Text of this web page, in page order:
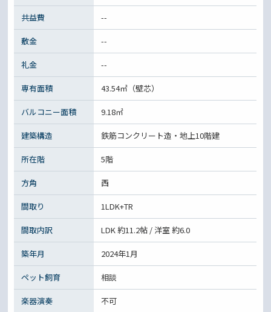
共益費 --
敷金 --
礼金 --
専有面積 43.54㎡（壁芯）
バルコニー面積 9.18㎡
建築構造 鉄筋コンクリート造・地上10階建
所在階 5階
方角 西
間取り 1LDK+TR
間取内訳 LDK 約11.2帖 / 洋室 約6.0
築年月 2024年1月
ペット飼育 相談
楽器演奏 不可